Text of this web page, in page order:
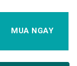
MUA NGAY